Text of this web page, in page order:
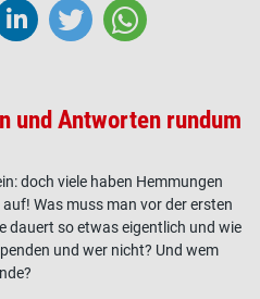
und Antworten rundum
doch viele haben Hemmungen
Was muss man vor der ersten
dauert so etwas eigentlich und wie
und wer nicht? Und wem